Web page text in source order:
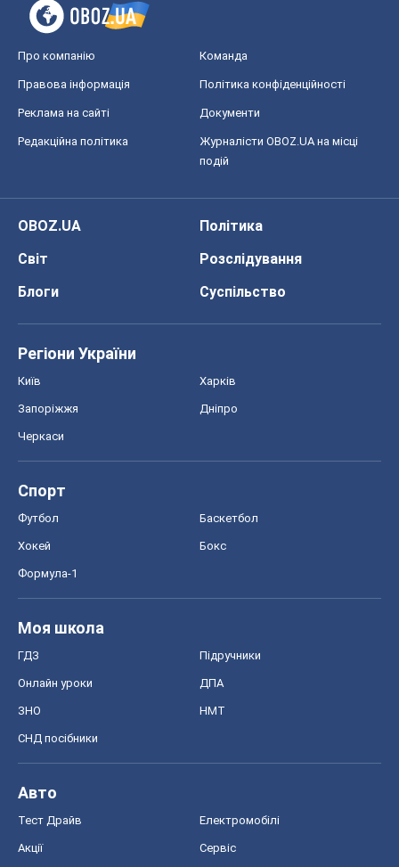
Про компанію Команда
Правова інформація Політика конфіденційності
Реклама на сайті Документи
Редакційна політика
Журналісти OBOZ.UA на місці
подій
OBOZ.UA
Політика
Світ
Розслідування
Блоги
Суспільство
Регіони України
Київ Харків
Запоріжжя Дніпро
Черкаси
Спорт
Футбол Баскетбол
Хокей Бокс
Формула-1
Моя школа
ГДЗ Підручники
Онлайн уроки ДПА
ЗНО НМТ
СНД посібники
Авто
Тест Драйв Електромобілі
Акції Сервіс